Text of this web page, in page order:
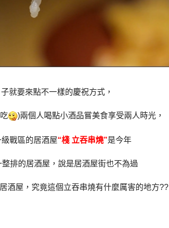
就要來點不一樣的慶祝方式，
)兩個人喝點小酒品嘗美食享受兩人時光，
戰區的居酒屋“棧 立吞串燒”是今年
排的居酒屋，說是居酒屋街也不為過
酒屋，究竟這個立吞串燒有什麼厲害的地方??